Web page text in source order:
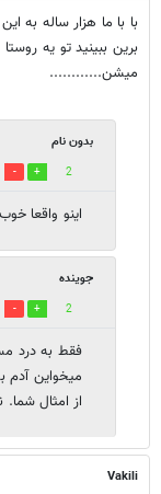
برین ببینید تو یه
میشن............
بدون نام
2
اینو واقعا
جوینده
2
فقط به درد
از امثال
Vakili